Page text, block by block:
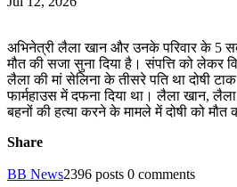
अभिनेत्री लैला खान और उनके परिवार के 5
मौत की सजा सुना दिया है। संपत्ति को लेकर
लैला की मां सेलिना के तीसरे पति था दोषी
फार्महाउस में दफना दिया था। लैला खान,
बहनों की हत्या करने के मामले में दोषी को मौत
Share
BB News2396 posts 0 comments